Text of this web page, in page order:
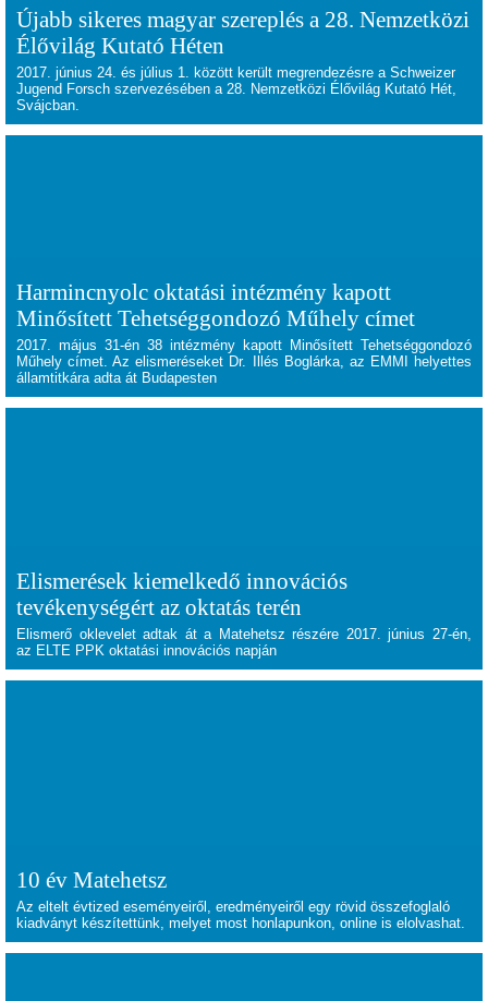
Újabb sikeres magyar szereplés a 28. Nemzetközi
Élővilág Kutató Héten
2017. június 24. és július 1. között került megrendezésre aSchweizer
Jugend Forsch szervezésében a 28. Nemzetközi Élővilág Kutató Hét,
Svájcban.
Harmincnyolc oktatási intézmény kapott
Minősített Tehetséggondozó Műhely címet
2017. május 31-én 38 intézmény kapott Minősített Tehetséggondozó
Műhely címet. Az elismeréseket Dr. Illés Boglárka, az EMMI helyettes
államtitkára adta át Budapesten
Elismerések kiemelkedő innovációs
tevékenységért az oktatás terén
Elismerő oklevelet adtak át a Matehetsz részére 2017. június 27-én,
az ELTE PPK oktatási innovációs napján
10 év Matehetsz
Az eltelt évtized eseményeiről, eredményeiről egy rövid összefoglaló
kiadványt készítettünk, melyet most honlapunkon, online is elolvashat.